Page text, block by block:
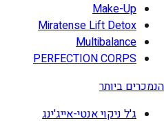
Make-Up
Miratense Lift Detox
Multibalance
PERFECTION CORPS
הנמכרים ביותר
ג'ל ניקוי אנטי-אייג'ינג